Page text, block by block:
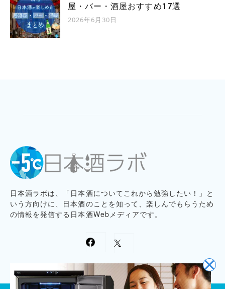
屋・バー・酒屋おすすめ17選
2026年6月30日
日本酒ラボは、「日本酒についてこれから勉強したい！」と
いう方向けに、日本酒のことを知って、楽しんでもらうため
の情報を発信する日本酒Webメディアです。